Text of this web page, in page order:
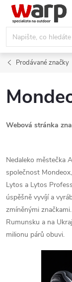
Přejít
obsah
Prodávané značky
Webová stránka
Nedaleko městečka
společnost
Lytos a Lytos
úspěšně vyvíjí a
zmíněnými
Rumunsku a na
milionu párů obuvi.